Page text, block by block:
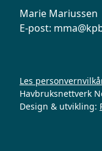
Marie Mariussen
E-post:
Les
Havbruksnettverk
Design & utvikling: